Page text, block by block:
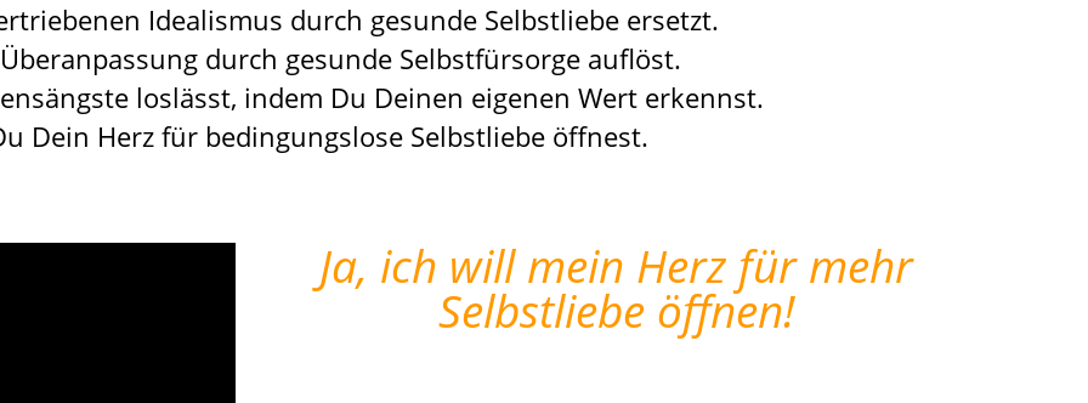
Idealismus durch gesunde Selbstliebe ersetzt.
durch gesunde Selbstfürsorge auflöst.
loslässt, indem Du Deinen eigenen Wert erkennst.
Dein Herz für bedingungslose Selbstliebe öffnest.
Ja, ich will mein Herz für mehr
Selbstliebe öffnen!